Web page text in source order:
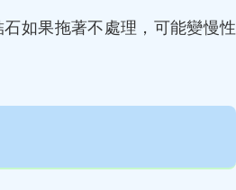
如果拖著不處理，可能變慢性